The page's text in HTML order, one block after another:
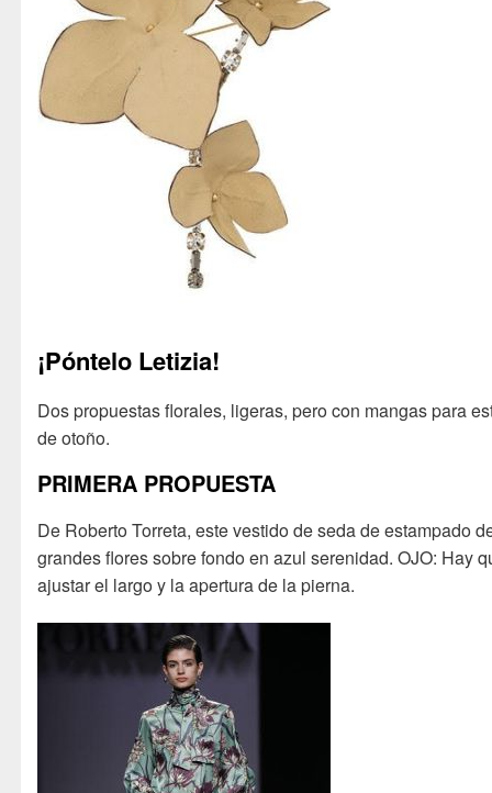
¡Póntelo Letizia!
Dos propuestas florales, ligeras, pero con mangas para
de otoño.
PRIMERA PROPUESTA
De Roberto Torreta, este vestido de seda de estampado
grandes flores sobre fondo en azul serenidad. OJO: Hay
ajustar el largo y la apertura de la pierna.